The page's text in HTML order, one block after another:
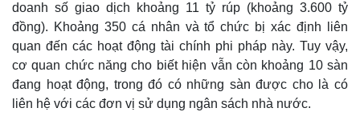
doanh số giao dịch khoảng 11 tỷ rúp (khoảng 3.600 tỷ
đồng). Khoảng 350 cá nhân và tổ chức bị xác định liên
quan đến các hoạt động tài chính phi pháp này. Tuy vậy,
cơ quan chức năng cho biết hiện vẫn còn khoảng 10 sàn
đang hoạt động, trong đó có những sàn được cho là có
liên hệ với các đơn vị sử dụng ngân sách nhà nước.